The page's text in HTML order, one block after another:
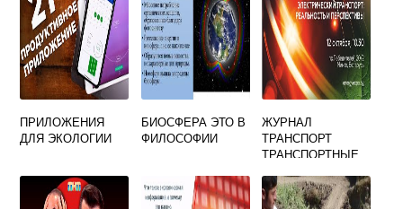
ЭКВАТОРИАЛЬНО
ГО
ТРОПИЧЕСКОГО
ПРИЛОЖЕНИЯ
ДЛЯ ЭКОЛОГИИ
БИОСФЕРА ЭТО В
ФИЛОСОФИИ
ЖУРНАЛ
ТРАНСПОРТ
ТРАНСПОРТНЫЕ
ЭКОЛОГИЯ